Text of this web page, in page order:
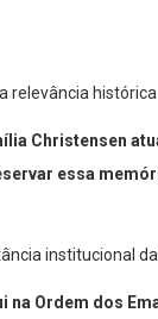
relevância
Christensen
essa
institucional
Ordem dos